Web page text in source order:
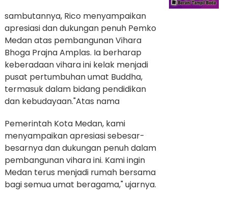
sambutannya, Rico menyampaikan
apresiasi dan dukungan penuh Pemko
Medan atas pembangunan Vihara
Bhoga Prajna Amplas. Ia berharap
keberadaan vihara ini kelak menjadi
pusat pertumbuhan umat Buddha,
termasuk dalam bidang pendidikan
dan kebudayaan."Atas nama
Pemerintah Kota Medan, kami
menyampaikan apresiasi sebesar-
besarnya dan dukungan penuh dalam
pembangunan vihara ini. Kami ingin
Medan terus menjadi rumah bersama
bagi semua umat beragama," ujarnya.